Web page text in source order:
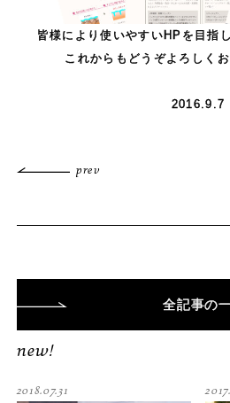
皆様により使いやすいHPを目指
これからもどうぞよろしく
2016.9.7
prev
全記事の
new!
2018.07.31